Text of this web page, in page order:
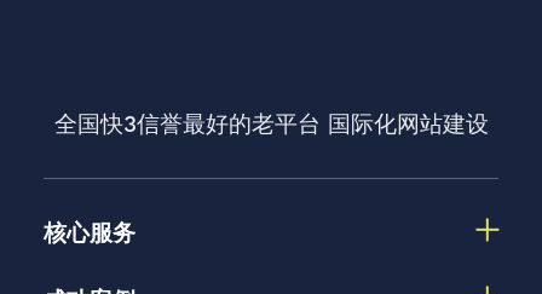
全国快3信誉最好的老平台 国际化网站建设
核心服务